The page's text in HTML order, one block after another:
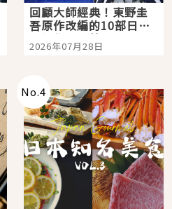
回顧大師經典！東野圭
吾原作改編的10部日本
影視作品推薦
2026年07月28日
No.4